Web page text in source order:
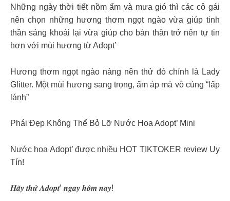
Những ngày thời tiết nồm ẩm và mưa gió thì các cô gái
nên chọn những hương thơm ngọt ngào vừa giúp tinh
thần sảng khoái lại vừa giúp cho bản thân trở nên tự tin
hơn với mùi hương từ Adopt’
Hương thơm ngọt ngào nàng nên thử đó chính là Lady
Glitter. Một mùi hương sang trọng, ấm áp mà vô cùng “lấp
lánh”
Phái Đẹp Không Thể Bỏ Lỡ Nước Hoa Adopt’ Mini
Nước hoa Adopt’ được nhiều HOT TIKTOKER review Uy
Tín!
𝑯𝒂̃𝒚 𝒕𝒉𝒖̛̉ 𝑨𝒅𝒐𝒑𝒕’ 𝒏𝒈𝒂𝒚 𝒉𝒐̂𝒎 𝒏𝒂𝒚!